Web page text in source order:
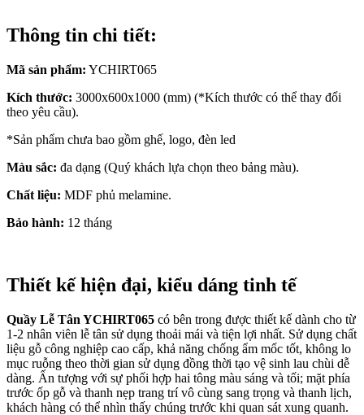
Thông tin chi tiết:
Mã sản phẩm: YCHIRT065
Kích thước: 3000x600x1000 (mm) (*Kích thước có thể thay đổi
theo yêu cầu).
*Sản phẩm chưa bao gồm ghế, logo, đèn led
Màu sắc: đa dạng (Quý khách lựa chọn theo bảng màu).
Chất liệu: MDF phủ melamine.
Bảo hành: 12 tháng
Thiết kế hiện đại, kiểu dáng tinh tế
Quầy Lễ Tân YCHIRT065 có bên trong được thiết kế dành cho từ
1-2 nhân viên lễ tân sử dụng thoải mái và tiện lợi nhất. Sử dụng chất
liệu gỗ công nghiệp cao cấp, khả năng chống ẩm mốc tốt, không lo
mục ruỗng theo thời gian sử dụng đồng thời tạo vệ sinh lau chùi dễ
dàng. Ấn tượng với sự phối hợp hai tông màu sáng và tối; mặt phía
trước ốp gỗ và thanh nẹp trang trí vô cùng sang trọng và thanh lịch,
khách hàng có thể nhìn thấy chúng trước khi quan sát xung quanh.